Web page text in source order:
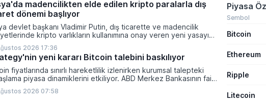
belirtti ve bitcoinin bu süreçte en hızlı tepki veren varlık
vurguladı.
madencilikten elde edilen kripto paralarla dış
dönemi başlıyor
devlet başkanı Vladimir Putin, dış ticarette ve madencilik
kripto varlıkların kullanımına onay veren yeni yasayı
Onaylanan bu düzenleme çerçevesinde madencilikten
edilen dijital paraların belirli şartlar altında dolaşımına ve menkul
alımlarında kullanılmasına olanak sağlanıyor.
2026 17:36
yeni kararı Bitcoin talebini baskılıyor
fiyatlarında sınırlı hareketlilik izlenirken kurumsal talepteki
piyasa dinamiklerini etkiliyor. ABD Merkez Bankasının faiz
sonrasında dar bantta seyreden kripto para birimi, düzenleme
belirsizliklerle baskı altında kalmaya devam ediyor.
2026 07:58
konusunda
Piyasa
Sembol
Bitcoin
Ethereum
Ripple
Litecoin